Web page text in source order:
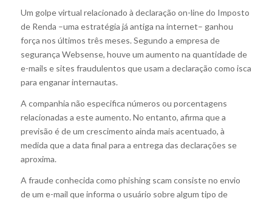
Um golpe virtual relacionado à declaração on-line do Imposto
de Renda –uma estratégia já antiga na internet– ganhou
força nos últimos três meses. Segundo a empresa de
segurança Websense, houve um aumento na quantidade de
e-mails e sites fraudulentos que usam a declaração como isca
para enganar internautas.
A companhia não especifica números ou porcentagens
relacionadas a este aumento. No entanto, afirma que a
previsão é de um crescimento ainda mais acentuado, à
medida que a data final para a entrega das declarações se
aproxima.
A fraude conhecida como phishing scam consiste no envio
de um e-mail que informa o usuário sobre algum tipo de